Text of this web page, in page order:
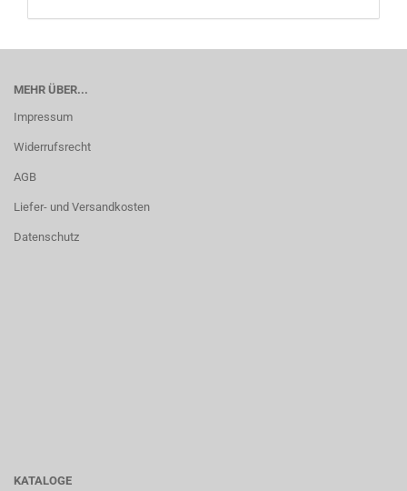
MEHR ÜBER...
Impressum
Widerrufsrecht
AGB
Liefer- und Versandkosten
Datenschutz
KATALOGE